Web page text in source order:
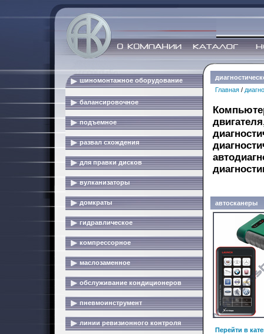
шиномонтажное оборудование
балансировочное
подъемное
развал схождения
для правки дисков
вулканизаторы
домкраты
гидравлическое
компрессорное
маслозаменное
обслуживание кондиционеров
пневмоинструмент
линии ревизионного контроля
Главная /
автосканеры
Перейти в